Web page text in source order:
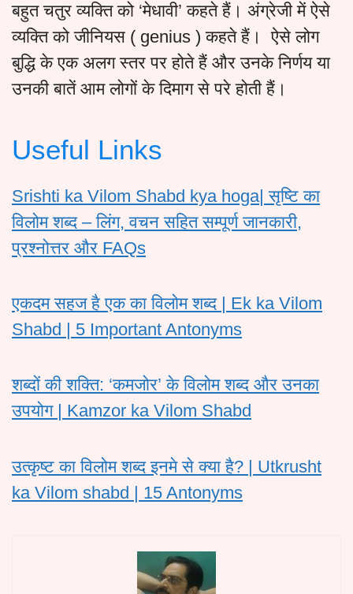
बहुत चतुर व्यक्ति को ‘मेधावी’ कहते हैं। अंग्रेजी में ऐसे
व्यक्ति को जीनियस ( genius ) कहते हैं। ऐसे लोग
बुद्धि के एक अलग स्तर पर होते हैं और उनके निर्णय या
उनकी बातें आम लोगों के दिमाग से परे होती हैं।
Useful Links
Srishti ka Vilom Shabd kya hoga| सृष्टि का
विलोम शब्द – लिंग, वचन सहित सम्पूर्ण जानकारी,
प्रश्नोत्तर और FAQs
एकदम सहज है एक का विलोम शब्द | Ek ka Vilom
Shabd | 5 Important Antonyms
शब्दों की शक्ति: ‘कमजोर’ के विलोम शब्द और उनका
उपयोग | Kamzor ka Vilom Shabd
उत्कृष्ट का विलोम शब्द इनमे से क्या है? | Utkrusht
ka Vilom shabd | 15 Antonyms